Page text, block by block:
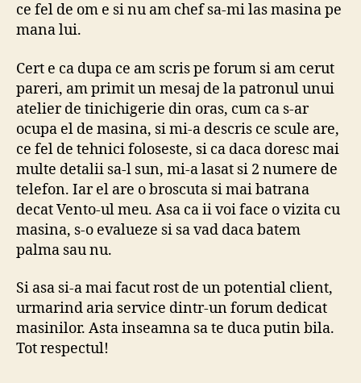
ce fel de om e si nu am chef sa-mi las masina pe
mana lui.
Cert e ca dupa ce am scris pe forum si am cerut
pareri, am primit un mesaj de la patronul unui
atelier de tinichigerie din oras, cum ca s-ar
ocupa el de masina, si mi-a descris ce scule are,
ce fel de tehnici foloseste, si ca daca doresc mai
multe detalii sa-l sun, mi-a lasat si 2 numere de
telefon. Iar el are o broscuta si mai batrana
decat Vento-ul meu. Asa ca ii voi face o vizita cu
masina, s-o evalueze si sa vad daca batem
palma sau nu.
Si asa si-a mai facut rost de un potential client,
urmarind aria service dintr-un forum dedicat
masinilor. Asta inseamna sa te duca putin bila.
Tot respectul!